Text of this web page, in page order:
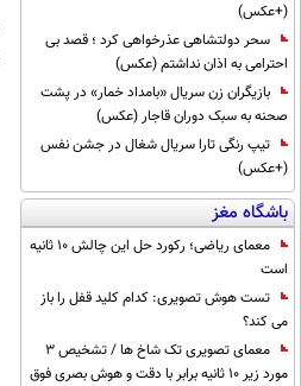
(+عکس)
سحر دولتشاهی عذرخواهی کرد ؛ قصد بی
احترامی به اذان نداشتم (عکس)
بازیگران زن سریال «بامداد خمار» در پشت
صحنه به سبک دوران قاجار (عکس)
تیپ رنگی تارا سریال شغال در جشن نفس
(+عکس)
باشگاه مغز
معمای ریاضی؛ رکورد حل این چالش 10 ثانیه
است
تست هوش تصویری: کدام کلید قفل را باز
می کند؟
معمای تصویری تک شاخ ها / تشخیص 3
مورد زیر 10 ثانیه برابر با دقت و هوش بصری فوق